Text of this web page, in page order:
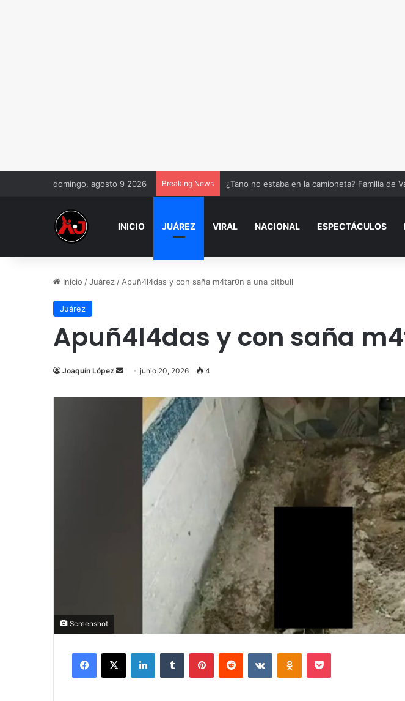
domingo, agosto 9 2026 Breaking News Cuidado adultos mayores podrían perder el
INICIO JUÁREZ VIRAL NACIONAL ESPECTÁCULOS
Inicio /Juárez / Apuñ4l4das y con saña m4tar0n a una pitbull
Juárez
Apuñ4l4das y con saña
Joaquín López
Send
email
junio 20, 2026 4
Screenshot
Facebook
X LinkedInTumblr PinterestReddit VKontakteOdnoklassniki
Pocket